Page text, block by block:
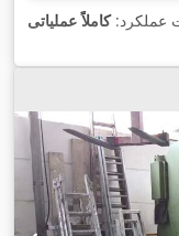
عملکرد:کاملاً عملیاتی